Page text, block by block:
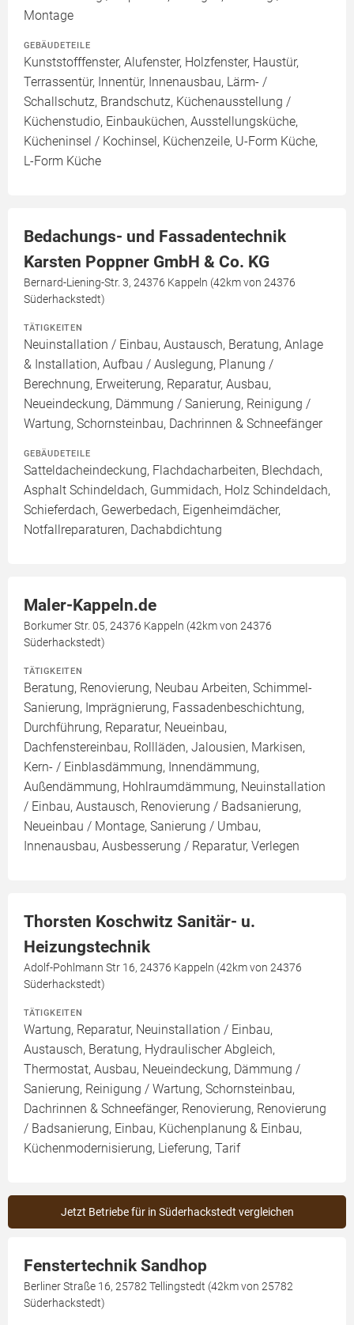
Montage
GEBÄUDETEILE
Kunststofffenster, Alufenster, Holzfenster, Haustür,
Terrassentür, Innentür, Innenausbau, Lärm- /
Schallschutz, Brandschutz, Küchenausstellung /
Küchenstudio, Einbauküchen, Ausstellungsküche,
Kücheninsel / Kochinsel, Küchenzeile, U-Form Küche,
L-Form Küche
Bedachungs- und Fassadentechnik
Karsten Poppner GmbH & Co. KG
Bernard-Liening-Str. 3, 24376 Kappeln (42km von 24376
Süderhackstedt)
TÄTIGKEITEN
Neuinstallation / Einbau, Austausch, Beratung, Anlage
& Installation, Aufbau / Auslegung, Planung /
Berechnung, Erweiterung, Reparatur, Ausbau,
Neueindeckung, Dämmung / Sanierung, Reinigung /
Wartung, Schornsteinbau, Dachrinnen & Schneefänger
GEBÄUDETEILE
Satteldacheindeckung, Flachdacharbeiten, Blechdach,
Asphalt Schindeldach, Gummidach, Holz Schindeldach,
Schieferdach, Gewerbedach, Eigenheimdächer,
Notfallreparaturen, Dachabdichtung
Maler-Kappeln.de
Borkumer Str. 05, 24376 Kappeln (42km von 24376
Süderhackstedt)
TÄTIGKEITEN
Beratung, Renovierung, Neubau Arbeiten, Schimmel-
Sanierung, Imprägnierung, Fassadenbeschichtung,
Durchführung, Reparatur, Neueinbau,
Dachfenstereinbau, Rollläden, Jalousien, Markisen,
Kern- / Einblasdämmung, Innendämmung,
Außendämmung, Hohlraumdämmung, Neuinstallation
/ Einbau, Austausch, Renovierung / Badsanierung,
Neueinbau / Montage, Sanierung / Umbau,
Innenausbau, Ausbesserung / Reparatur, Verlegen
Thorsten Koschwitz Sanitär- u.
Heizungstechnik
Adolf-Pohlmann Str 16, 24376 Kappeln (42km von 24376
Süderhackstedt)
TÄTIGKEITEN
Wartung, Reparatur, Neuinstallation / Einbau,
Austausch, Beratung, Hydraulischer Abgleich,
Thermostat, Ausbau, Neueindeckung, Dämmung /
Sanierung, Reinigung / Wartung, Schornsteinbau,
Dachrinnen & Schneefänger, Renovierung, Renovierung
/ Badsanierung, Einbau, Küchenplanung & Einbau,
Küchenmodernisierung, Lieferung, Tarif
Jetzt Betriebe für in Süderhackstedt vergleichen
Fenstertechnik Sandhop
Berliner Straße 16, 25782 Tellingstedt (42km von 25782
Süderhackstedt)